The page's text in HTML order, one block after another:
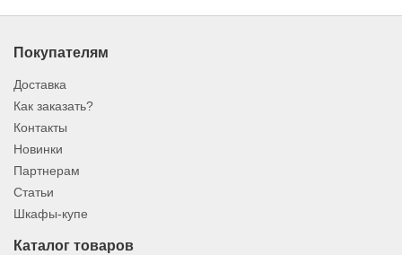
Покупателям
Доставка
Как заказать?
Контакты
Новинки
Партнерам
Статьи
Шкафы-купе
Каталог товаров